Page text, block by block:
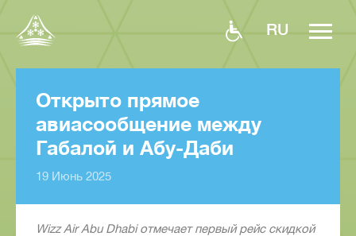
RU
Открыто прямое
авиасообщение между
Габалой и Абу-Даби
19 Июнь 2025
Wizz Air Abu Dhabiотмечает первый рейс скидкой